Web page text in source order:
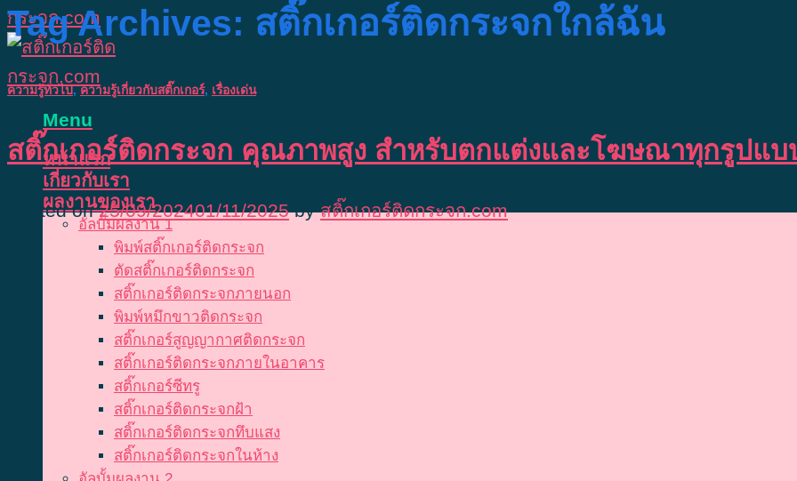
Menu
หน้าแรก
เกี่ยวกับเรา
ผลงานของเรา
อัลบั้มผลงาน 1
พิมพ์สติ๊กเกอร์ติดกระจก
ตัดสติ๊กเกอร์ติดกระจก
สติ๊กเกอร์ติดกระจกภายนอก
พิมพ์หมึกขาวติดกระจก
สติ๊กเกอร์สูญญากาศติดกระจก
สติ๊กเกอร์ติดกระจกภายในอาคาร
สติ๊กเกอร์ซีทรู
สติ๊กเกอร์ติดกระจกฝ้า
สติ๊กเกอร์ติดกระจกทึบแสง
สติ๊กเกอร์ติดกระจกในห้าง
Tag Archives: สติ๊กเกอร์ติดกระจกใกล้ฉัน
ความรู้ทั่วไป,ความรู้เกี่ยวกับสติ๊กเกอร์, เรื่องเด่น
สติ๊กเกอร์ติดกระจก คุณภาพสูง สำหรับตกแต่งและโฆษณาทุกรูปแบ
Posted on25/09/202401/11/2025byสติ๊กเกอร์ติดกระจก.com